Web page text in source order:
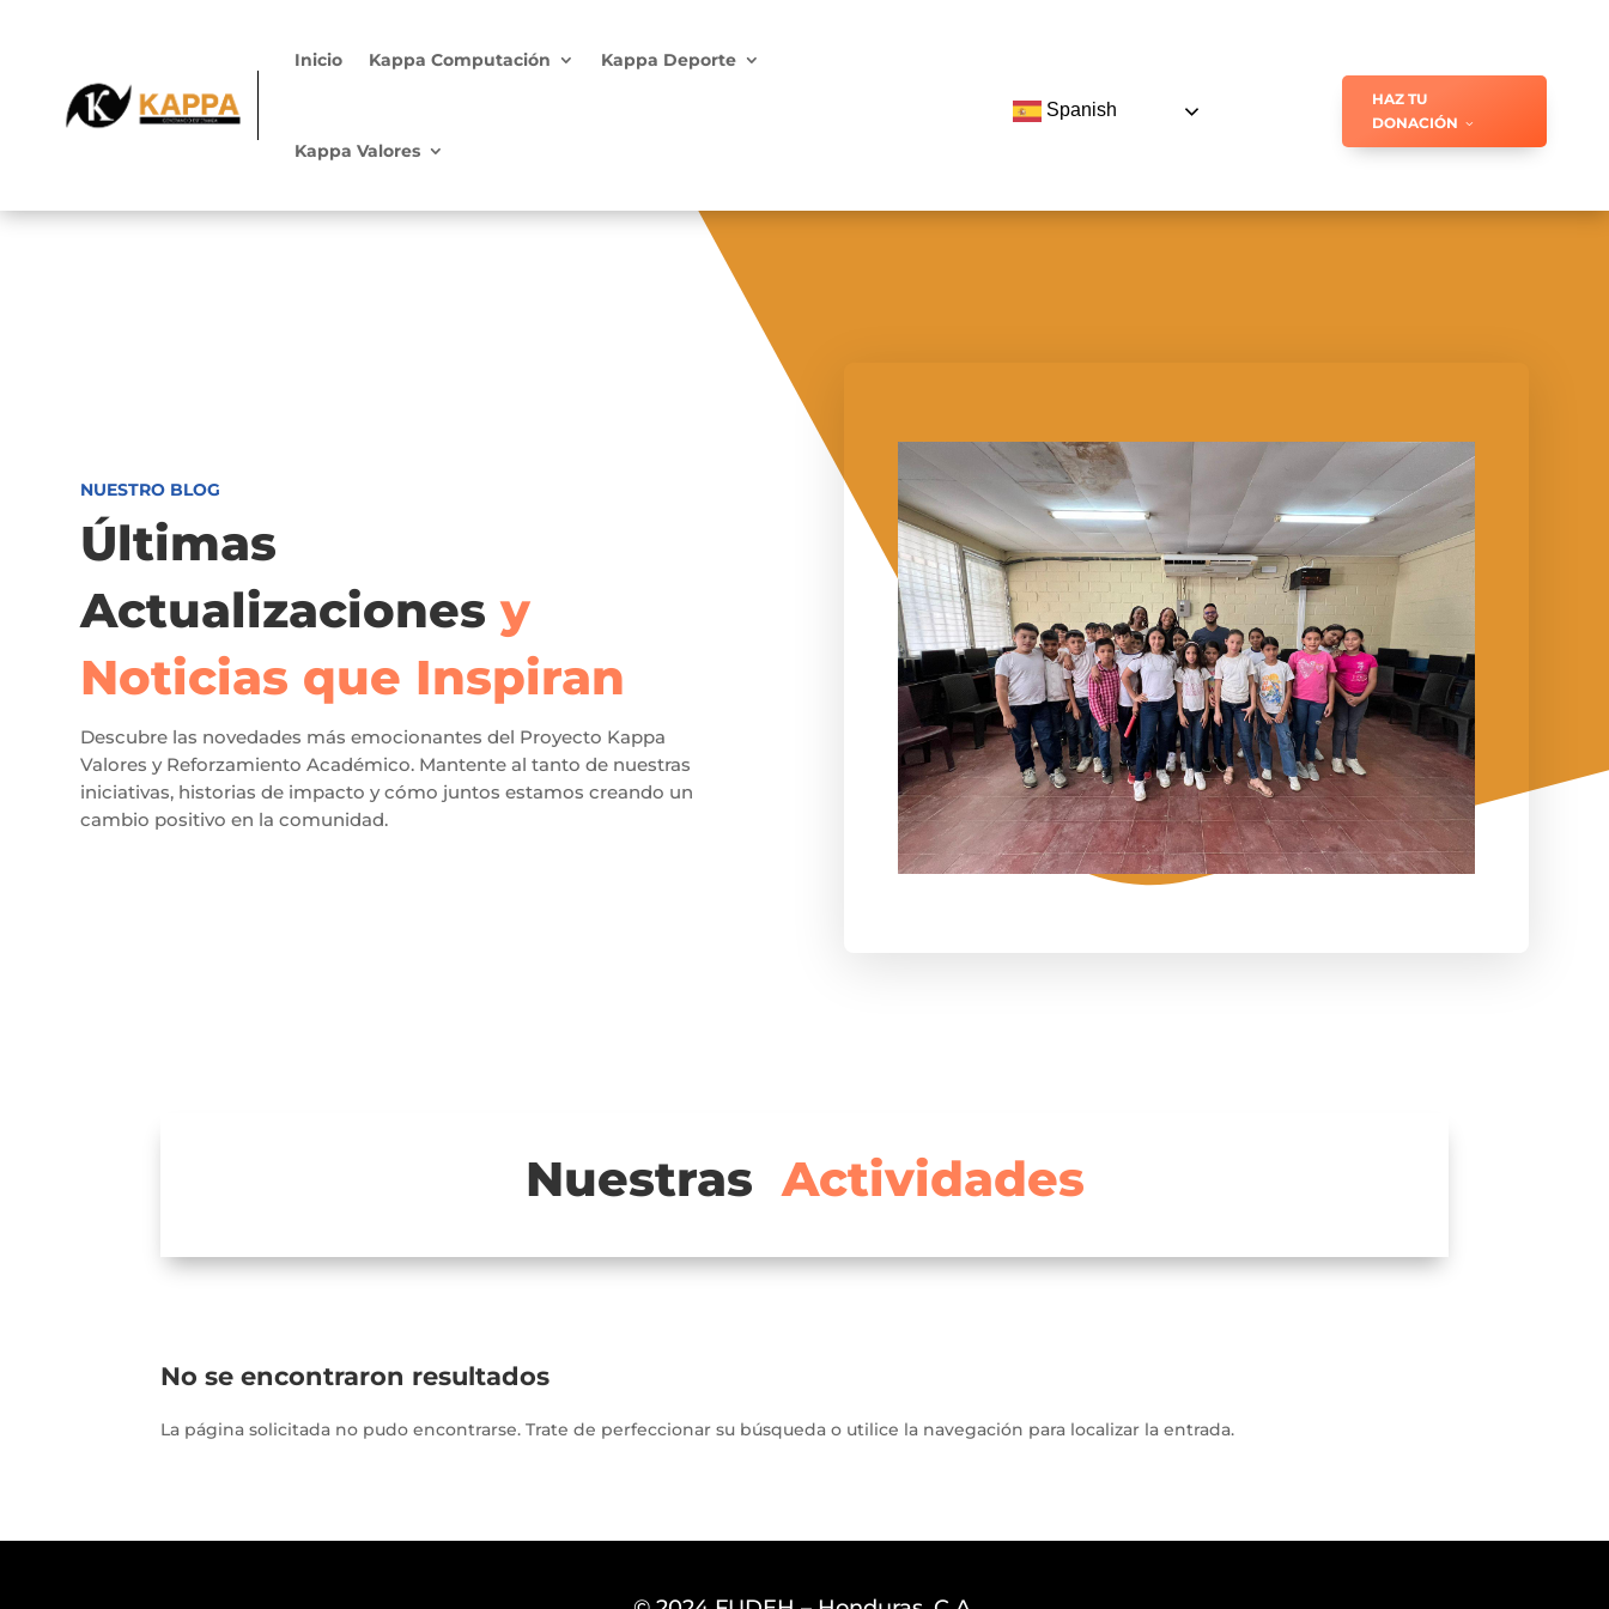
Inicio Kappa Computación Kappa Deporte
Kappa Valores
Spanish
HAZ TU
DONACIÓN
NUESTRO BLOG
Últimas
Actualizaciones y
Noticias que Inspiran
Descubre las novedades más emocionantes del Proyecto Kappa
Valores y Reforzamiento Académico. Mantente al tanto de nuestras
iniciativas, historias de impacto y cómo juntos estamos creando un
cambio positivo en la comunidad.
NuestrasActividades
No se encontraron resultados
La página solicitada no pudo encontrarse. Trate de perfeccionar su búsqueda o utilice la navegación para localizar la entrada.